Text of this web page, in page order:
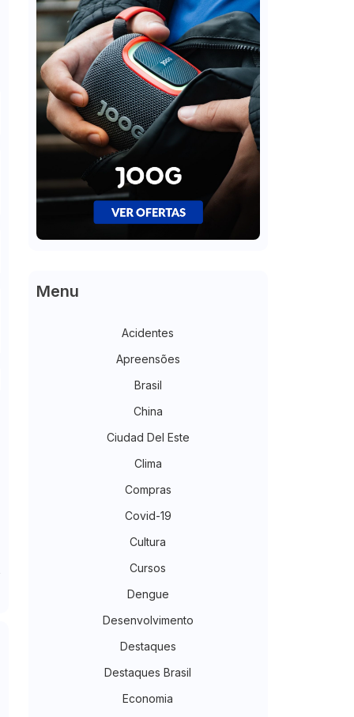
Menu
Acidentes
Apreensões
Brasil
China
Ciudad Del Este
Clima
Compras
Covid-19
Cultura
Cursos
Dengue
Desenvolvimento
Destaques
Destaques Brasil
Economia